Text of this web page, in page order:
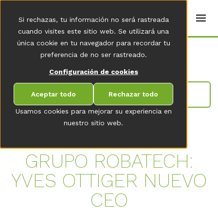
Usamos cookies para mejorar su experiencia en
nuestro sitio web.
Si rechazas, tu información no será rastreada
cuando visites este sitio web. Se utilizará una
única cookie en tu navegador para recordar tu
preferencia de no ser rastreado.
Configuración de cookies
Aceptar todo Rechazar todo
t
r
s
E
n
s
)
NOVEDADES
GRUPO ROBATECH:
YVES OTTIGER NUEVO
CEO